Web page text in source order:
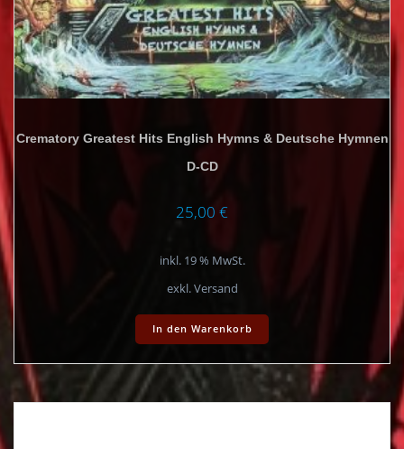
Crematory Greatest Hits English Hymns & Deutsche Hymnen
D-CD
25,00 €
inkl. 19 % MwSt.
exkl. Versand
In den Warenkorb